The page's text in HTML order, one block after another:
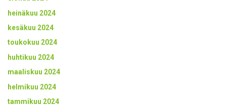
heinäkuu 2024
kesäkuu 2024
toukokuu 2024
huhtikuu 2024
maaliskuu 2024
helmikuu 2024
tammikuu 2024